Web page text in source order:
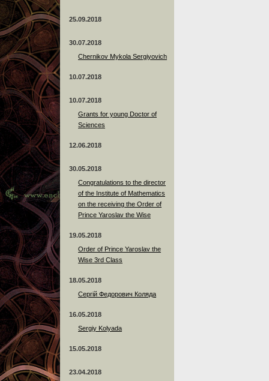
25.09.2018
30.07.2018
Chernikov Mykola Sergiyovich
10.07.2018
10.07.2018
Grants for young Doctor of
Sciences
12.06.2018
30.05.2018
Congratulations to the director
of the Institute of Mathematics
on the receiving the Order of
Prince Yaroslav the Wise
19.05.2018
Order of Prince Yaroslav the
Wise 3rd Class
18.05.2018
Сергій Федорович Коляда
16.05.2018
Sergiy Kolyada
15.05.2018
23.04.2018